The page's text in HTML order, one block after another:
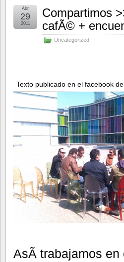
Compartimos
cafÃ© +
Uncategorized
Abr
29
2011
Texto publicado en el facebook
AsÃ­ trabajamos en